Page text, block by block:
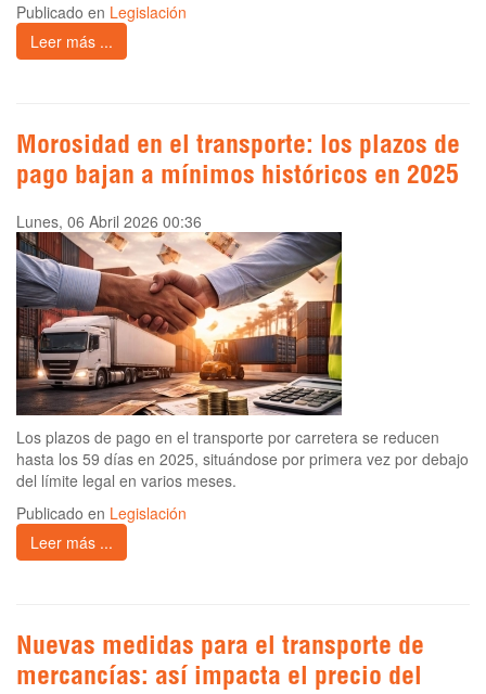
Publicado en Legislación
Leer más ...
Morosidad en el transporte: los plazos de
pago bajan a mínimos históricos en 2025
Lunes, 06 Abril 2026 00:36
Los plazos de pago en el transporte por carretera se reducen
hasta los 59 días en 2025, situándose por primera vez por debajo
del límite legal en varios meses.
Publicado en Legislación
Leer más ...
Nuevas medidas para el transporte de
mercancías: así impacta el precio del